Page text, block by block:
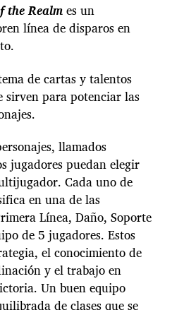
the Realmes un
línea de disparos en
de cartas y talentos
sirven para potenciar las
llamados
jugadores puedan elegir
Cada uno de
en una de las
Línea, Daño, Soporte
de 5 jugadores. Estos
el conocimiento de
y el trabajo en
Un buen equipo
de clases que se